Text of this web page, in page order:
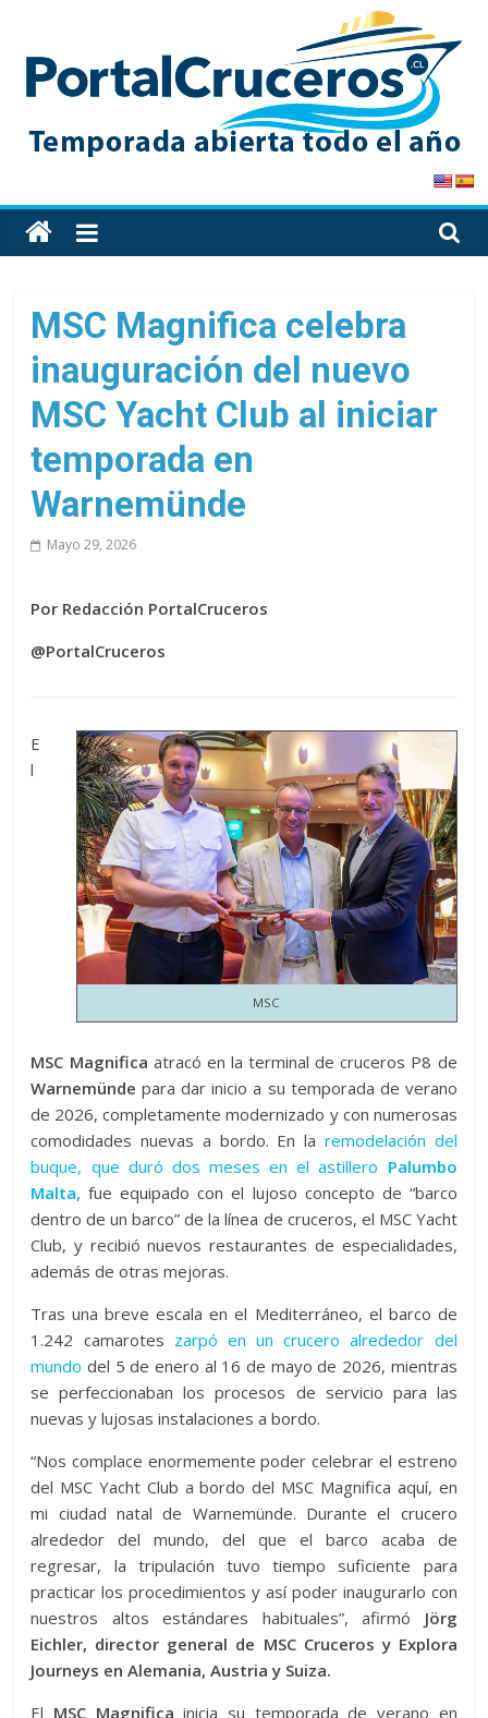
content
PortalCruceros
Toda
la
de
cruceros
en
un
solo
sitio
MSC Magnifica celebra
inauguración del nuevo
MSC Yacht Club al iniciar
temporada en
Warnemünde
Mayo 29, 2026
Por Redacción PortalCruceros
@PortalCruceros
MSC
E
l
MSC Magnifica atracó en la terminal de cruceros P8 de
Warnemünde para dar inicio a su temporada de verano
de 2026, completamente modernizado y con numerosas
comodidades nuevas a bordo. En la remodelación del
buque, que duró dos meses en el astillero Palumbo
Malta, fue equipado con el lujoso concepto de “barco
dentro de un barco” de la línea de cruceros, el MSC Yacht
Club, y recibió nuevos restaurantes de especialidades,
además de otras mejoras.
Tras una breve escala en el Mediterráneo, el barco de
1.242 camarotes zarpó en un crucero alrededor del
mundo del 5 de enero al 16 de mayo de 2026, mientras
se perfeccionaban los procesos de servicio para las
nuevas y lujosas instalaciones a bordo.
“Nos complace enormemente poder celebrar el estreno
del MSC Yacht Club a bordo del MSC Magnifica aquí, en
mi ciudad natal de Warnemünde. Durante el crucero
alrededor del mundo, del que el barco acaba de
regresar, la tripulación tuvo tiempo suficiente para
practicar los procedimientos y así poder inaugurarlo con
nuestros altos estándares habituales”, afirmó Jörg
Eichler, director general de MSC Cruceros y Explora
Journeys en Alemania, Austria y Suiza.
El MSC Magnifica inicia su temporada de verano en